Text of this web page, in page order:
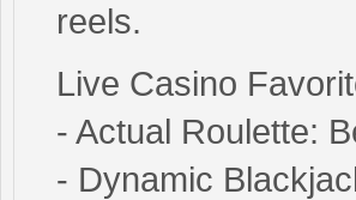
reels.
Live Casino
- Actual Roulette:
- Dynamic